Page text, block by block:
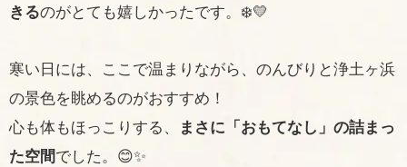
きるのがとても嬉しかったです。❄️💛
寒い日には、ここで温まりながら、のんびりと浄土ヶ浜
の景色を眺めるのがおすすめ！
心も体もほっこりする、
まさに「おもてなし」の詰まっ
た空間でした。😊✨